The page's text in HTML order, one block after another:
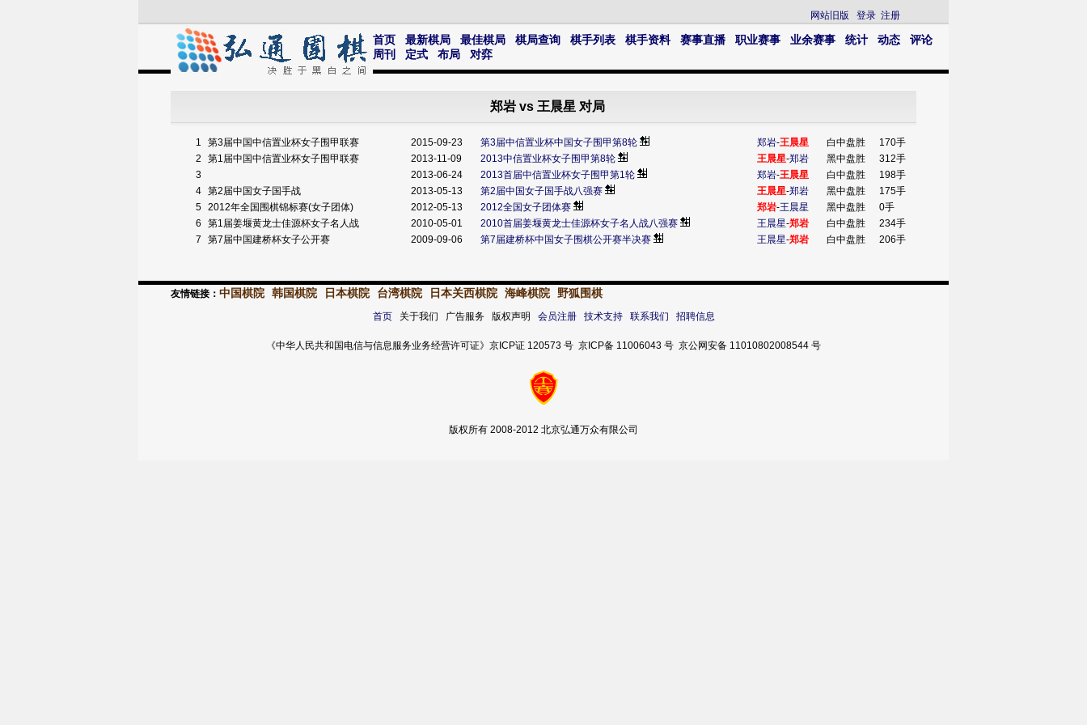
网站旧版 登录 注册
首页 最新棋局 最佳棋局 棋局查询 棋手列表 棋手资料 赛事直播 职业赛事 业余赛事 统计 动态
评论
周刊
定式 布局 对弈
郑岩 vs 王晨星 对局
1 第3届中国中信置业杯女子围甲联赛 2015-09-23 第3届中信置业杯中国女子围甲第8轮 郑岩-王晨星 白中盘胜
170手
2
第1届中国中信置业杯女子围甲联赛 2013-11-09 2013中信置业杯女子围甲第8轮 王晨星-郑岩 黑中盘胜
312手
3
2013-06-24 2013首届中信置业杯女子围甲第1轮 郑岩-王晨星 白中盘胜
198手
4 第2届中国女子国手战 2013-05-13 第2届中国女子国手战八强赛 王晨星-郑岩 黑中盘胜
175手
5 2012年全国围棋锦标赛(女子团体) 2012-05-13 2012全国女子团体赛 郑岩-王晨星 黑中盘胜
0手
6
第1届姜堰黄龙士佳源杯女子名人战 2010-05-01 2010首届姜堰黄龙士佳源杯女子名人战八强赛 王晨星-郑岩 白中盘胜
234手
7
第7届中国建桥杯女子公开赛 2009-09-06 第7届建桥杯中国女子围棋公开赛半决赛 王晨星-郑岩 白中盘胜 206手
友情链接： 中国棋院 韩国棋院 日本棋院 台湾棋院 日本关西棋院 海峰棋院 野狐围棋
首页关于我们 广告服务 版权声明 会员注册 技术支持 联系我们 招聘信息
《中华人民共和国电信与信息服务业务经营许可证》京ICP证 120573 号 京ICP备 11006043 号 京公网安备 11010802008544 号
版权所有 2008-2012 北京弘通万众有限公司